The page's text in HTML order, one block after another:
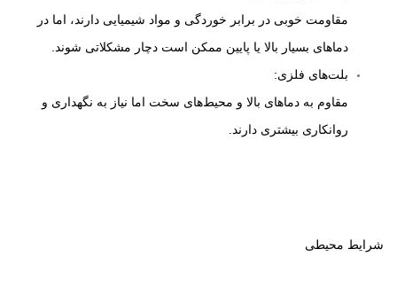
مقاومت خوبی در برابر خوردگی و مواد شیمیایی دارند، اما در
دماهای بسیار بالا یا پایین ممکن است دچار مشکلاتی شوند.
بلت‌های فلزی:
مقاوم به دماهای بالا و محیط‌های سخت اما نیاز به نگهداری و
روانکاری بیشتری دارند.
شرایط محیطی